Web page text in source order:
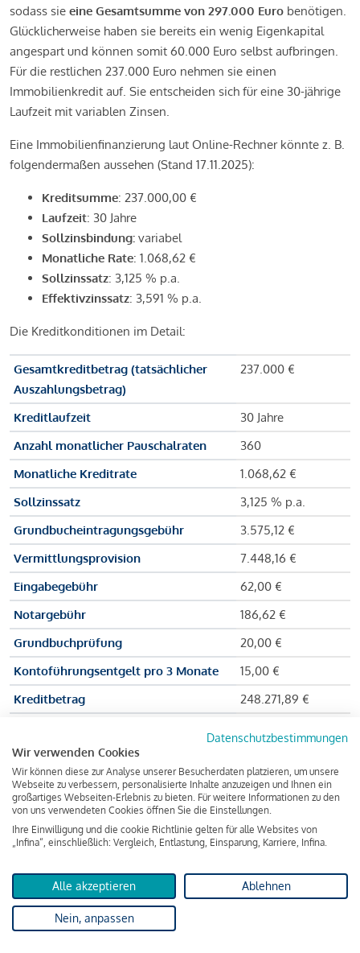
sodass sie eine Gesamtsumme von 297.000 Euro benötigen.
Glücklicherweise haben sie bereits ein wenig Eigenkapital
angespart und können somit 60.000 Euro selbst aufbringen.
Für die restlichen 237.000 Euro nehmen sie einen
Immobilienkredit auf. Sie entscheiden sich für eine 30-jährige
Laufzeit mit variablen Zinsen.
Eine Immobilienfinanzierung laut Online-Rechner könnte z. B.
folgendermaßen aussehen (Stand 17.11.2025):
Kreditsumme: 237.000,00 €
Laufzeit: 30 Jahre
Sollzinsbindung: variabel
Monatliche Rate: 1.068,62 €
Sollzinssatz: 3,125 % p.a.
Effektivzinssatz: 3,591 % p.a.
Die Kreditkonditionen im Detail:
Gesamtkreditbetrag (tatsächlicher
Auszahlungsbetrag)
237.000 €
Kreditlaufzeit
30 Jahre
Anzahl monatlicher Pauschalraten
360
Monatliche Kreditrate
1.068,62 €
Sollzinssatz
3,125 % p.a.
Grundbucheintragungsgebühr
3.575,12 €
Vermittlungsprovision
7.448,16 €
Eingabegebühr
62,00 €
Notargebühr
186,62 €
Grundbuchprüfung
20,00 €
Kontoführungsentgelt pro 3 Monate
15,00 €
Kreditbetrag
248.271,89 €
Zu zahlender Gesamtbetrag
Kreditvermittler
INFINA Credit
Broker GmbH
von 237.000 Euro ausgezahlt, um die Wohnung zu kaufen.
Darüber hinaus fallen aber noch einige Gebühren an (z. B. die
Grundbucheintragungsgebühr), sodass die Bank den
Datenschutzbestimmungen
Wir verwenden Cookies
Wir können diese zur Analyse unserer Besucherdaten platzieren, um unsere
Webseite zu verbessern, personalisierte Inhalte anzuzeigen und Ihnen ein
großartiges Webseiten-Erlebnis zu bieten. Für weitere Informationen zu den
von uns verwendeten Cookies öffnen Sie die Einstellungen.
Ihre Einwilligung und die cookie Richtlinie gelten für alle Websites von
„Infina“, einschließlich: Vergleich, Entlastung, Einsparung, Karriere, Infina.
Alle akzeptieren Ablehnen
Nein, anpassen